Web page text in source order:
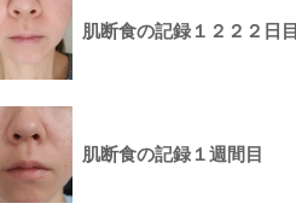
肌断食の記録１２２２日目
肌断食の記録１週間目